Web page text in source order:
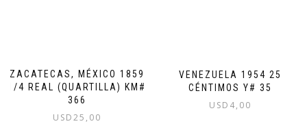
ZACATECAS, MÉXICO 1859
1/4 REAL (QUARTILLA) KM#
366
USD25,00
VENEZUELA 1954 25
CÉNTIMOS Y# 35
USD 4,00